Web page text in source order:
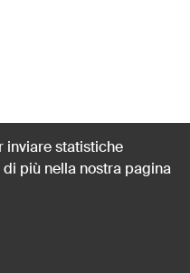
inviare statistiche
più nella nostra pagina